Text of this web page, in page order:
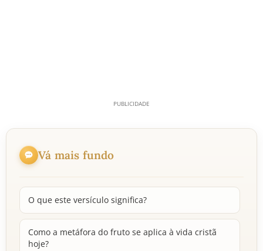
Vá mais fundo
O que este versículo significa?
Como a metáfora do fruto se aplica à vida cristã
hoje?